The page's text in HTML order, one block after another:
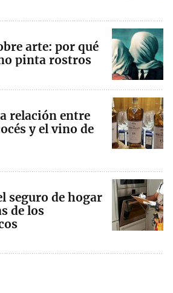
arte: por qué
pinta rostros
relación entre
y el vino de
seguro de hogar
de los